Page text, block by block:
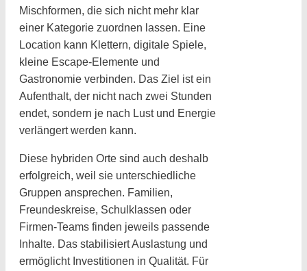
Mischformen, die sich nicht mehr klar
einer Kategorie zuordnen lassen. Eine
Location kann Klettern, digitale Spiele,
kleine Escape-Elemente und
Gastronomie verbinden. Das Ziel ist ein
Aufenthalt, der nicht nach zwei Stunden
endet, sondern je nach Lust und Energie
verlängert werden kann.
Diese hybriden Orte sind auch deshalb
erfolgreich, weil sie unterschiedliche
Gruppen ansprechen. Familien,
Freundeskreise, Schulklassen oder
Firmen-Teams finden jeweils passende
Inhalte. Das stabilisiert Auslastung und
ermöglicht Investitionen in Qualität. Für